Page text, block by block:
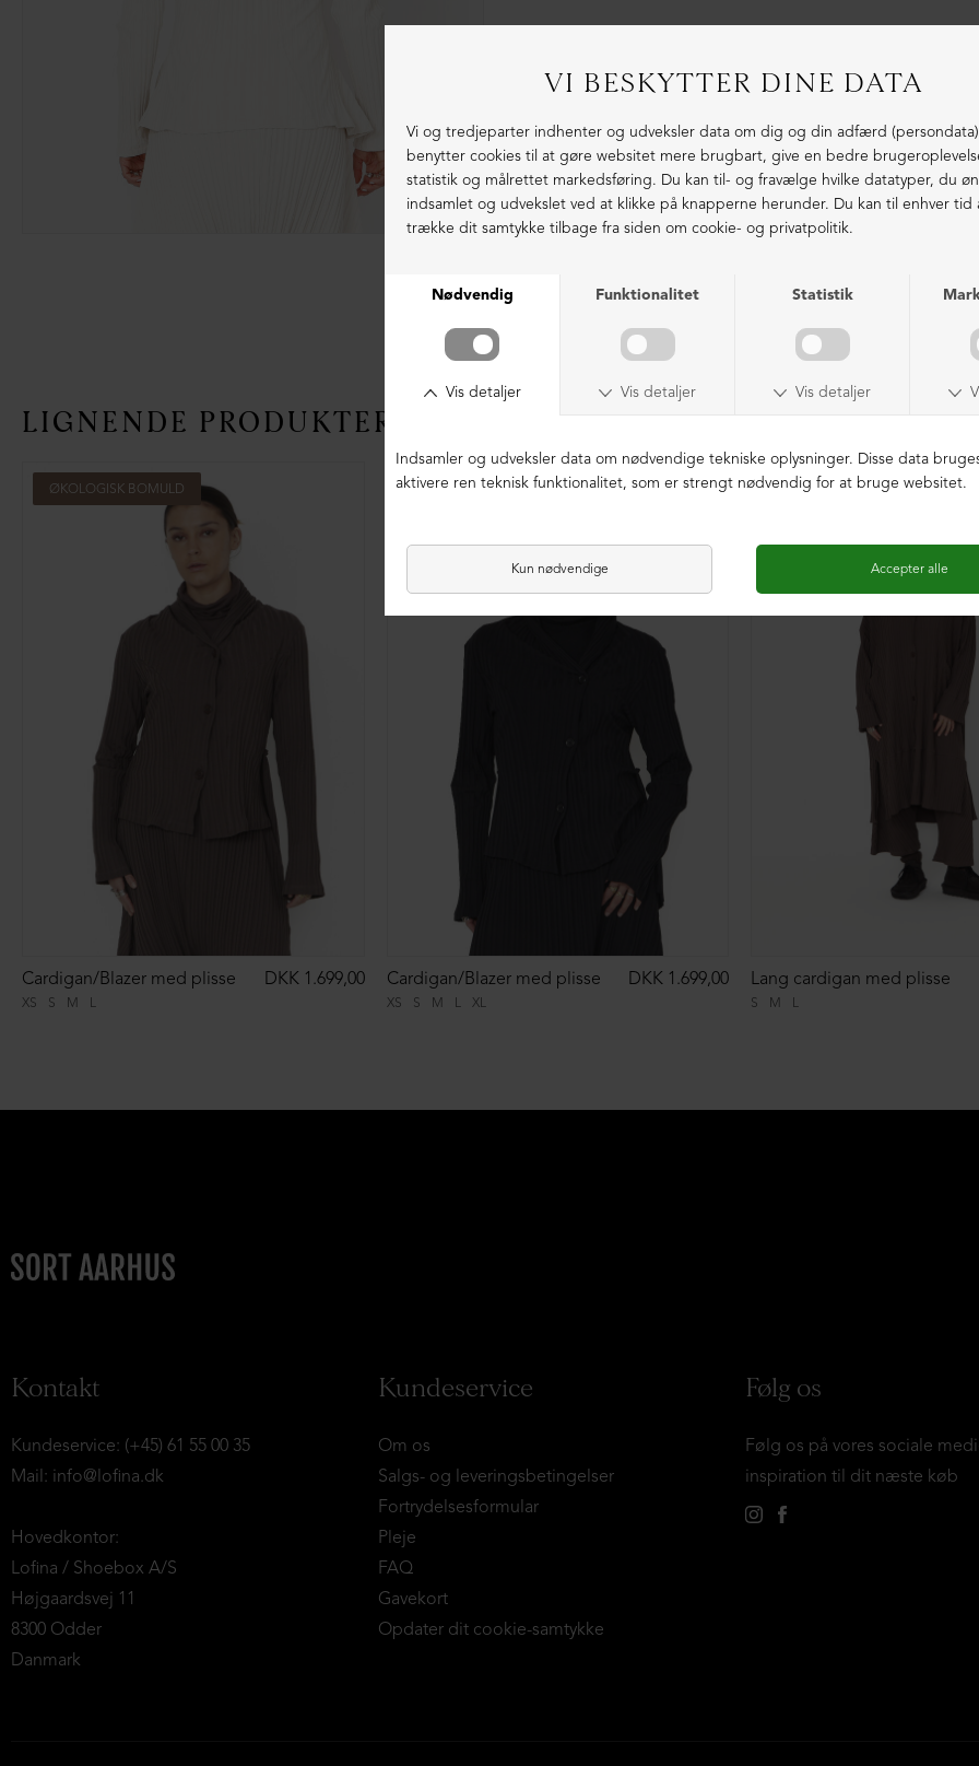
LIGNENDE PRODUKTER
ØKOLOGISK BOMULD
XS S M L
Cardigan/Blazer med plisse DKK 1.699,00
ØKOLOGISK BOMULD
XS S M L XL
Cardigan/Blazer med plisse DKK 1.699,00
ØKOLOGISK BOMULD
S M L
Lang cardigan med plisse
Kontakt
Kundeservice: (+45) 61 55 00 35
Mail: info@lofina.dk
Hovedkontor:
Lofina / Shoebox A/S
Højgaardsvej 11
8300 Odder
Danmark
Kundeservice
Om os
Salgs- og leveringsbetingelser
Fortrydelsesformular
Pleje
FAQ
Gavekort
Opdater dit cookie-samtykke
Følg os
Følg os på vores sociale
inspiration til dit næste køb